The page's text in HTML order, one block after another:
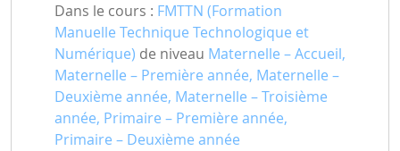
Dans le cours : FMTTN (Formation
Manuelle Technique Technologique et
Numérique) de niveau Maternelle – Accueil,
Maternelle – Première année, Maternelle –
Deuxième année, Maternelle – Troisième
année, Primaire – Première année,
Primaire – Deuxième année